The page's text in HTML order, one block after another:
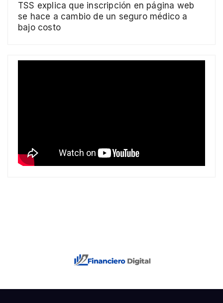
TSS explica que inscripción en página web
se hace a cambio de un seguro médico a
bajo costo